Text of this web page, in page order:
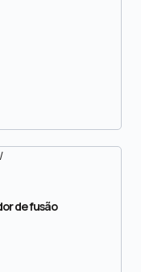
de fusão